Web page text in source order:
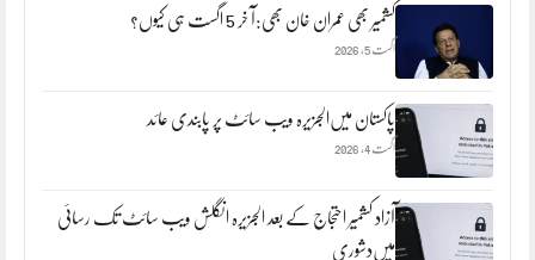
کشمیر بھی عمران خان بھی:آ خر 5 اگست ہی کیوں؟
اگست 5, 2026
پاکستان میں‌الجزیرہ ویب سائٹ پر پابندی عائد
اگست 4, 2026
آزاد کشمیر احتجاج کے بعد الجزیرہ انگلش ویب سائٹ تک رسائی
میں‌دشوری